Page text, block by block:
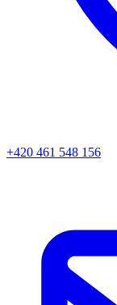
+420 461 548 156